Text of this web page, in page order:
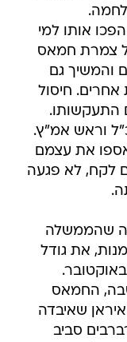
אותו למי
צמרת חמאס
והמשיך גם
חיסול
התעקשותו.
וראש אמ"ץ.
את עצמם
לקח, לא פגעה
שהממשלה
את גודל
הניצחון שהשיג צה"ל מאז חרפת 7 באוקטובר.
החמאס
שאיבדה
סביב